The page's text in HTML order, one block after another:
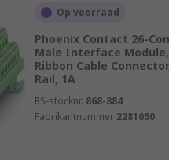
Op voorraad
Phoenix Contact 26-
Male Interface
Ribbon Cable
Rail, 1A
RS-stocknr. 868-884
Fabrikantnummer 2281050